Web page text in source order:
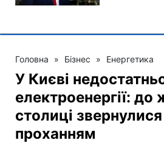
Головна » Бізнес » Енергетика
У Києві
електроенергії: до
столиці
проханням